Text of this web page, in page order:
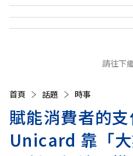
請往下
首頁 話題 時事
賦能消費者的
Unicard 靠「